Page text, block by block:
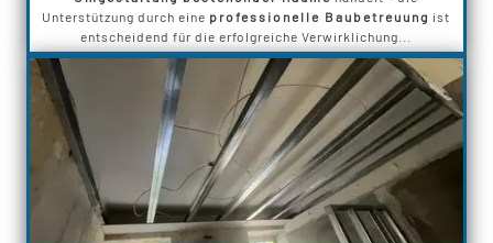
Unterstützung durch eine professionelle Baubetreuung ist
entscheidend für die erfolgreiche Verwirklichung...